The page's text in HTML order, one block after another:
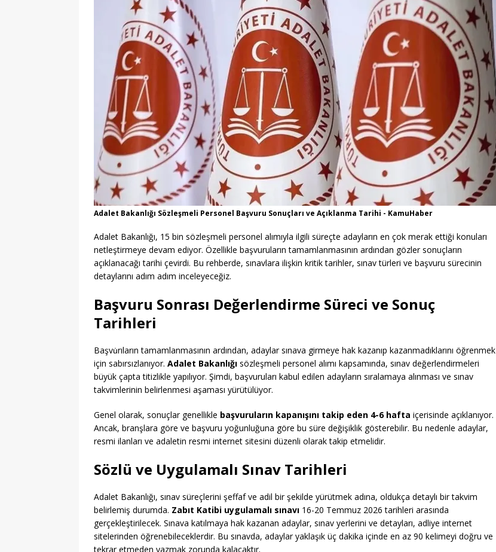
Adalet Bakanlığı Sözleşmeli Personel Başvuru Sonuçları ve Açıklanma Tarihi - KamuHaber
Adalet Bakanlığı, 15 bin sözleşmeli personel alımıyla ilgili süreçte adayların en çok merak ettiği konuları
netleştirmeye devam ediyor. Özellikle başvuruların tamamlanmasının ardından gözler sonuçların
açıklanacağı tarihi çevirdi. Bu rehberde, sınavlara ilişkin kritik tarihler, sınav türleri ve başvuru sürecinin
detaylarını adım adım inceleyeceğiz.
Başvuru Sonrası Değerlendirme Süreci ve Sonuç
Tarihleri
Başvu̇rıların tamamlanmasının ardından, adaylar sınava girmeye hak kazanıp kazanmadıklarını öğrenmek
için sabırsızlanıyor. Adalet Bakanlığı sözleşmeli personel alımı kapsamında, sınav değerlendirmeleri
büyük çapta titizlikle yapılıyor. Şimdi, başvuruları kabul edilen adayların sıralamaya alınması ve sınav
takvimlerinin belirlenmesi aşaması yürütülüyor.
Genel olarak, sonuçlar genellikle başvuruların kapanışını takip eden 4-6 hafta içerisinde açıklanıyor.
Ancak, branşlara göre ve başvuru yoğunluğuna göre bu süre değişiklik gösterebilir. Bu nedenle adaylar,
resmi ilanları ve adaletin resmi internet sitesini düzenli olarak takip etmelidir.
Sözlü ve Uygulamalı Sınav Tarihleri
Adalet Bakanlığı, sınav süreçlerini şeffaf ve adil bir şekilde yürütmek adına, oldukça detaylı bir takvim
belirlemiş durumda. Zabıt Katibi uygulamalı sınavı 16-20 Temmuz 2026 tarihleri arasında
gerçekleştirilecek. Sınava katılmaya hak kazanan adaylar, sınav yerlerini ve detayları, adliye internet
sitelerinden öğrenebileceklerdir. Bu sınavda, adaylar yaklaşık üç dakika içinde en az 90 kelimeyi doğru ve
tekrar etmeden yazmak zorunda kalacaktır.